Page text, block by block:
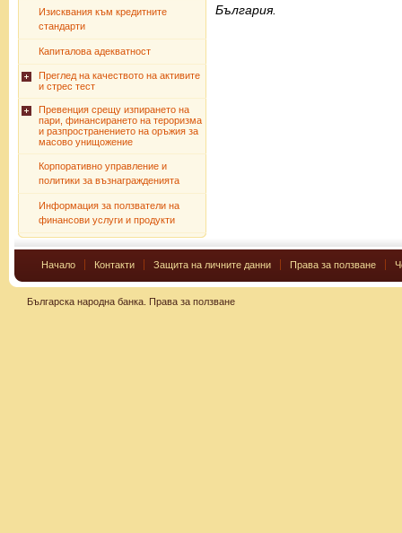
Изисквания към кредитните
стандарти
Капиталова адекватност
Преглед на качеството на активите
и стрес тест
Превенция срещу изпирането на
пари, финансирането на тероризма
и разпространението на оръжия за
масово унищожение
Корпоративно управление и
политики за възнагражденията
Информация за ползватели на
финансови услуги и продукти
България.
Начало Контакти Защита на личните данни Права за ползване
Българска народна банка. Права за ползване